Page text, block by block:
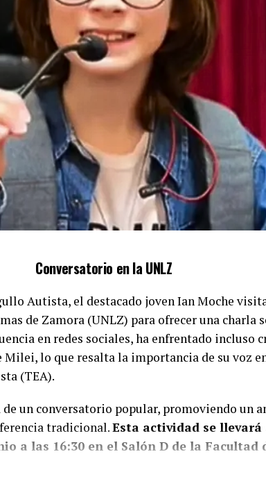
Conversatorio en la UNLZ
Autista, el destacado joven Ian Moche
de Zamora (UNLZ) para ofrecer una charla
en redes sociales, ha enfrentado incluso
Milei, lo que resalta la importancia de su voz
(TEA).
un conversatorio popular, promoviendo un
tradicional.Esta actividad se llevará
a las 16:30 en el Salón D de la Facultad